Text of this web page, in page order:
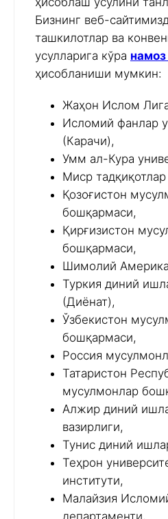
Бизнинг веб-
ташкилотлар ва
усулларига кўра
ҳисобланиши мумкин:
Жаҳон Ислом
Исломий фанлар
(Карачи),
Умм ал-Кура
Миср
Қозоғистон
бошқармаси,
Қирғизистон
бошқармаси,
Шимолий
Туркия диний
(Диёнат),
Ўзбекистон
бошқармаси,
Россия
Татаристон
мусулмонлар
Алжир диний
вазирлиги,
Тунис диний
Теҳрон
институти,
Малайзия